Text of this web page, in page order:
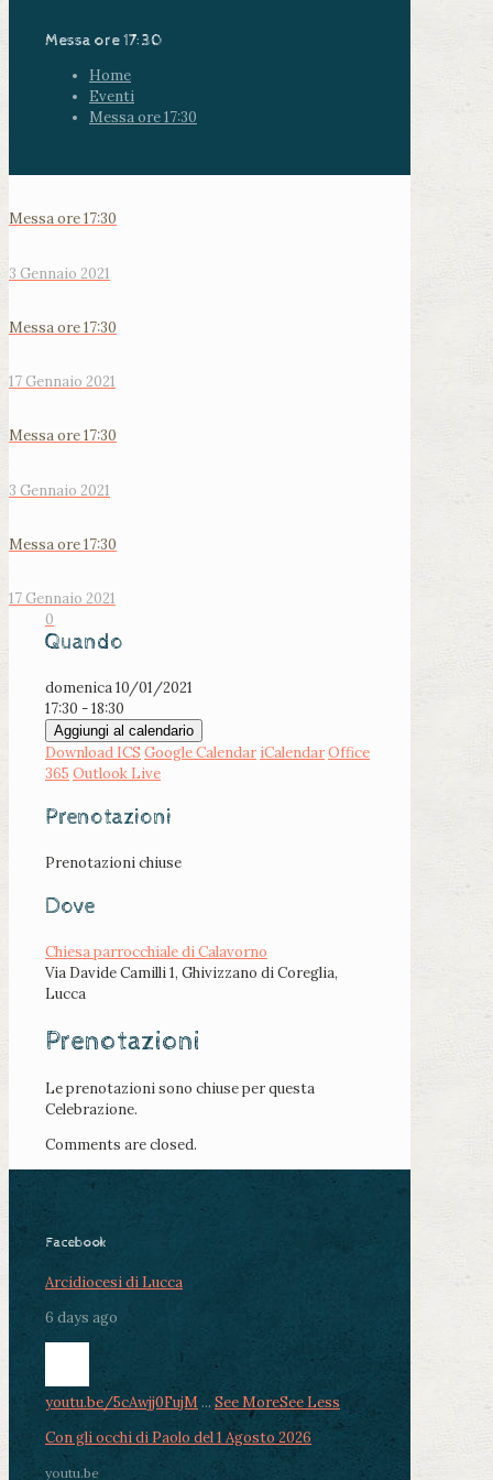
Messa ore 17:30
Home
Eventi
Messa ore 17:30
Messa ore 17:30
3 Gennaio 2021
Messa ore 17:30
17 Gennaio 2021
Messa ore 17:30
3 Gennaio 2021
Messa ore 17:30
17 Gennaio 2021
0
Quando
domenica 10/01/2021
17:30 - 18:30
Aggiungi al calendario
Download ICS Google Calendar iCalendarOffice
365 Outlook Live
Prenotazioni
Prenotazioni chiuse
Dove
Chiesa parrocchiale di Calavorno
Via Davide Camilli 1, Ghivizzano di Coreglia,
Lucca
Prenotazioni
Le prenotazioni sono chiuse per questa
Celebrazione.
Comments are closed.
Facebook
Arcidiocesi di Lucca
6 days ago
youtu.be/5cAwjj0FujM ... See MoreSee Less
Con gli occhi di Paolo del 1 Agosto 2026
youtu.be